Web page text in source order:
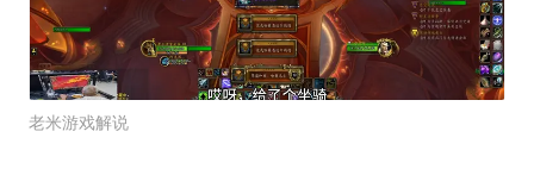
老米游戏解说